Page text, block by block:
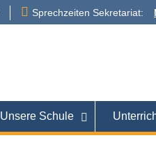
Sprechzeiten Sekretariat:
Unsere Schule